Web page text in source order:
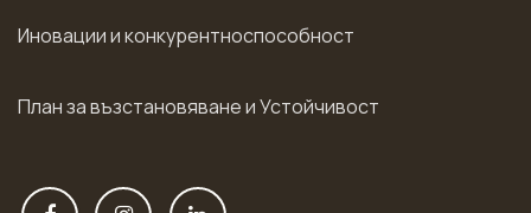
Иновации и конкурентноспособност
План за възстановяване и Устойчивост